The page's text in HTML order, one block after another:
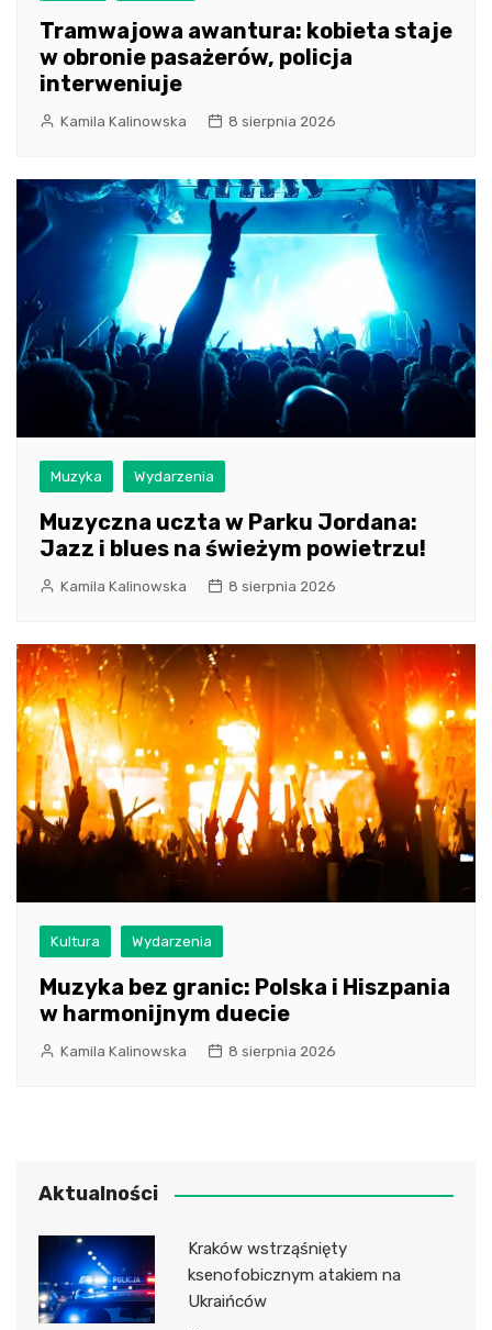
Tramwajowa awantura: kobieta staje
w obronie pasażerów, policja
interweniuje
Kamila Kalinowska 8 sierpnia 2026
Muzyka Wydarzenia
Muzyczna uczta w Parku Jordana:
Jazz i blues na świeżym powietrzu!
Kamila Kalinowska 8 sierpnia 2026
Kultura Wydarzenia
Muzyka bez granic: Polska i Hiszpania
w harmonijnym duecie
Kamila Kalinowska 8 sierpnia 2026
Aktualności
Kraków wstrząśnięty
ksenofobicznym atakiem na
Ukraińców